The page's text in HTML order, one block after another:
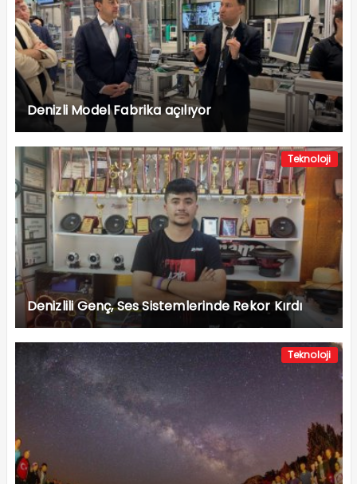
Denizli Model Fabrika açılıyor
Teknoloji
Denizlili Genç, Ses Sistemlerinde Rekor Kırdı
Teknoloji